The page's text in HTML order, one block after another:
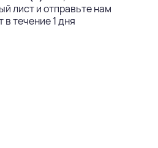
лист и отправьте нам
течение 1 дня